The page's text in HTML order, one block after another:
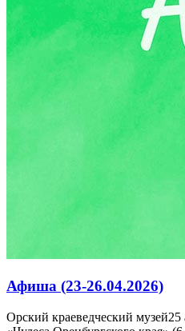
Афиша (23-26.04.2026)
Орский краеведческий музей25